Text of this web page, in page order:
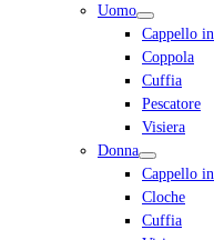
Uomo
Cappello
Coppola
Cuffia
Pescatore
Visiera
Donna
Cappello
Cloche
Cuffia